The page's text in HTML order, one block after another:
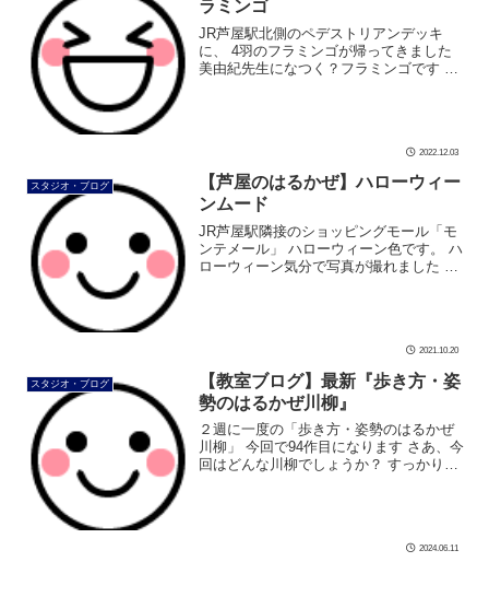
ラミンゴ
JR芦屋駅北側のペデストリアンデッキ
に、 4羽のフラミンゴが帰ってきました
美由紀先生になつく？フラミンゴです 別
2022.12.03
スタジオ・ブログ
【芦屋のはるかぜ】ハローウィー
ンムード
JR芦屋駅隣接のショッピングモール「モ
ンテメール」 ハローウィーン色です。 ハ
ローウィーン気分で写真が撮れました 雅
2021.10.20
スタジオ・ブログ
【教室ブログ】最新『歩き方・姿
勢のはるかぜ川柳』
２週に一度の「歩き方・姿勢のはるかぜ
川柳」 今回で94作目になります さあ、今
回はどんな川柳でしょうか？ すっかり暑
2024.06.11